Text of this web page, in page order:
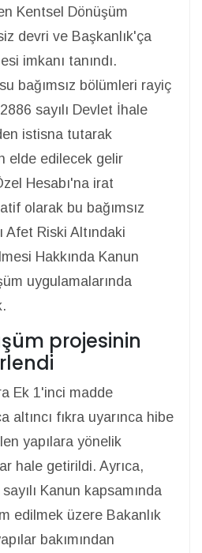
Kentsel Dönüşüm
devri ve Başkanlık'ça
imkanı tanındı.
bağımsız bölümleri rayiç
sayılı Devlet İhale
istisna tutarak
elde edilecek gelir
Hesabı'na irat
olarak bu bağımsız
Afet Riski Altındaki
Hakkında Kanun
uygulamalarında
projesinin
Ek 1'inci madde
altıncı fıkra uyarınca hibe
yapılara yönelik
hale getirildi. Ayrıca,
Kanun kapsamında
edilmek üzere Bakanlık
bakımından